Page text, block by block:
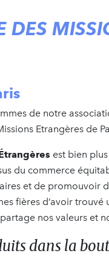
DES
de notre
Etrangères de
est bien
du commerce
et de promouvoir
fières d’avoir
nos valeurs et
dans la